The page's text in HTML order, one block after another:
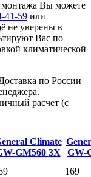
монтажа Вы можете
41-59 или
не уверены в
Вас по
климатической
по России
расчет (с
Climate
GM560 3X
GW-
169